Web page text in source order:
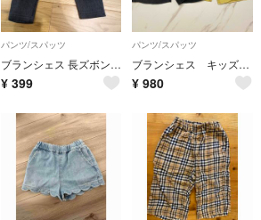
パンツ/スパッツ
ブランシェス 長ズボン 裏起毛
¥ 399
パンツ/スパッツ
ブランシェス キッズ 綿パンツ サイズ120
¥ 980